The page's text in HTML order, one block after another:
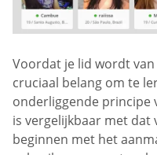
Voordat je lid wordt
cruciaal belang om te
onderliggende principe
is vergelijkbaar met dat
beginnen met het